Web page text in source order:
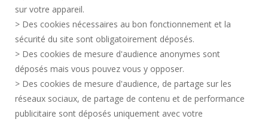
CONTRATACIÓN
CRÉDITOS
SALA DE PRENSA
SERVICIOS PÚBLICOS +
CONTACTOS
GESTIÓN DE COOKIES
sur votre appareil.
> Des cookies nécessaires au bon fonctionnement et la
sécurité du site sont obligatoirement déposés.
> Des cookies de mesure d'audience anonymes sont
déposés mais vous pouvez vous y opposer.
> Des cookies de mesure d'audience, de partage sur les
réseaux sociaux, de partage de contenu et de performance
publicitaire sont déposés uniquement avec votre